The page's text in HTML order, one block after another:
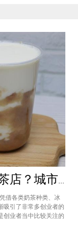
全味时间加盟费多少钱奶茶店？城市标准不同费用也会有所不同
借各类奶茶种类、冰
吸引了非常多创业者的
创业者当中比较关注的